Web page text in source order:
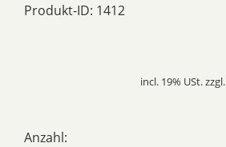
Produkt-ID: 1412
incl. 19% USt. zzgl.
Anzahl: